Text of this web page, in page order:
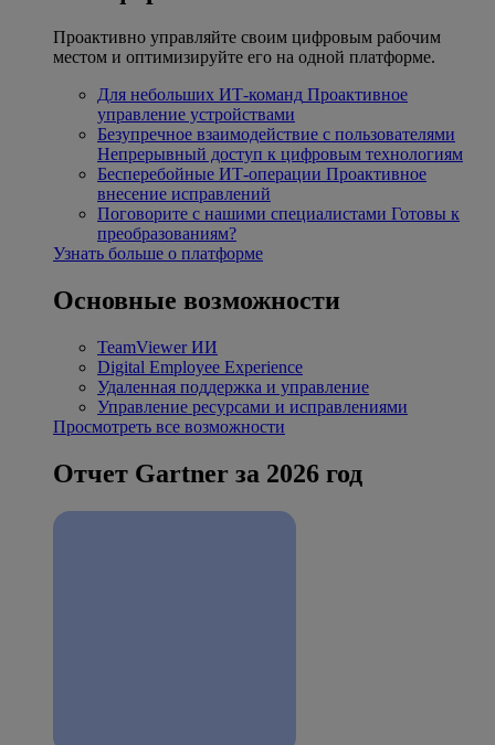
Проактивно управляйте своим цифровым рабочим
местом и оптимизируйте его на одной платформе.
Для небольших ИТ-команд Проактивное
управление устройствами
Безупречное взаимодействие с пользователями
Непрерывный доступ к цифровым технологиям
Бесперебойные ИТ-операции Проактивное
внесение исправлений
Поговорите с нашими специалистами Готовы к
преобразованиям?
Узнать больше о платформе
Основные возможности
TeamViewer ИИ
Digital Employee Experience
Удаленная поддержка и управление
Управление ресурсами и исправлениями
Просмотреть все возможности
Отчет Gartner за 2026 год